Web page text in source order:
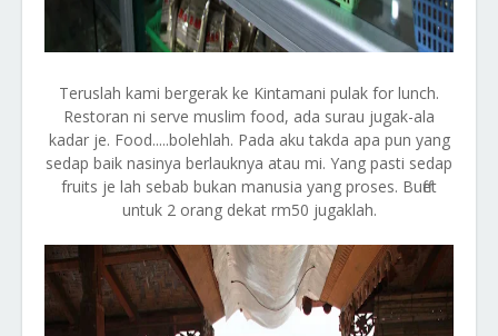
Teruslah kami bergerak ke Kintamani pulak for lunch.
Restoran ni serve muslim food, ada surau jugak-ala
kadar je. Food.....bolehlah. Pada aku takda apa pun yang
sedap baik nasinya berlauknya atau mi. Yang pasti sedap
fruits je lah sebab bukan manusia yang proses. Buffet
untuk 2 orang dekat rm50 jugaklah.